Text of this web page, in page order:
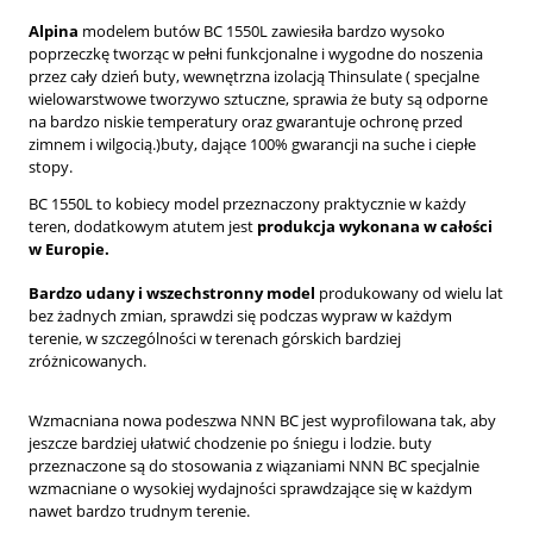
Alpina modelem butów BC 1550L zawiesiła bardzo wysoko
poprzeczkę tworząc w pełni funkcjonalne i wygodne do noszenia
przez cały dzień buty, wewnętrzna izolacją Thinsulate (specjalne
wielowarstwowe tworzywo sztuczne, sprawia że buty są odporne
na bardzo niskie temperatury oraz gwarantuje ochronę przed
zimnem i wilgocią.)buty, dające 100% gwarancji na suche i ciepłe
stopy.
BC 1550L to kobiecy model przeznaczony praktycznie w każdy
teren, dodatkowym atutem jest produkcja wykonana w całości
w Europie.
Bardzo udany i wszechstronny model produkowany od wielu lat
bez żadnych zmian, sprawdzi się podczas wypraw w każdym
terenie, w szczególności w terenach górskich bardziej
zróżnicowanych.
Wzmacniana nowa podeszwa NNN BC jest wyprofilowana tak, aby
jeszcze bardziej ułatwić chodzenie po śniegu i lodzie. buty
przeznaczone są do stosowania z wiązaniami NNN BC specjalnie
wzmacniane o wysokiej wydajności sprawdzające się w każdym
nawet bardzo trudnym terenie.